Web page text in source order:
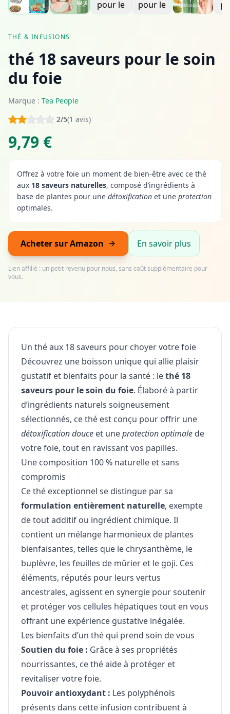
THÉ & INFUSIONS
thé 18 saveurs pour le soin
du foie
Marque : Tea People
2/5(1 avis)
9,79 €
Offrez à votre foie un moment de bien-être avec ce thé
aux 18 saveurs naturelles, composé d’ingrédients à
base de plantes pour une détoxification et une protection
optimales.
Acheter sur Amazon En savoir plus
Lien affilié : un petit revenu pour nous, sans coût supplémentaire pour
vous.
Un thé aux 18 saveurs pour choyer votre foie
Découvrez une boisson unique qui allie plaisir
gustatif et bienfaits pour la santé : lethé 18
saveurs pour le soin du foie. Élaboré à partir
d’ingrédients naturels soigneusement
sélectionnés, ce thé est conçu pour offrir une
détoxification douce et uneprotection optimale de
votre foie, tout en ravissant vos papilles.
Une composition 100 % naturelle et sans
compromis
Ce thé exceptionnel se distingue par sa
formulation entièrement naturelle, exempte
de tout additif ou ingrédient chimique. Il
contient un mélange harmonieux de plantes
bienfaisantes, telles que le chrysanthème, le
buplèvre, les feuilles de mûrier et le goji. Ces
éléments, réputés pour leurs vertus
ancestrales, agissent en synergie pour soutenir
et protéger vos cellules hépatiques tout en vous
offrant une expérience gustative inégalée.
Les bienfaits d’un thé qui prend soin de vous
Soutien du foie : Grâce à ses propriétés
nourrissantes, ce thé aide à protéger et
revitaliser votre foie.
Pouvoir antioxydant : Les polyphénols
présents dans cette infusion contribuent à